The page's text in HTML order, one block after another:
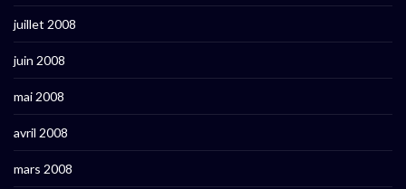
juillet 2008
juin 2008
mai 2008
avril 2008
mars 2008